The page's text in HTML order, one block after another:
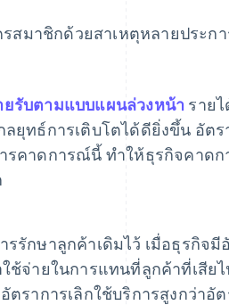
สมาชิกด้วยสาเหตุหลายประก
ยรับตามแบบแผนล่วงหน้า ราย
ทธ์การเติบโตได้ดียิ่งขึ้น อัตร
รคาดการณ์นี้ ทําให้ธุรกิจคาด
รักษาลูกค้าเดิมไว้ เมื่อธุรกิจมี
ช้จ่ายในการแทนที่ลูกค้าที่เสีย
ราการเลิกใช้บริการสูงกว่าอั